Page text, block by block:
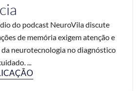
do podcast NeuroVila discute
de memória exigem atenção e
da neurotecnologia no diagnóstico
...